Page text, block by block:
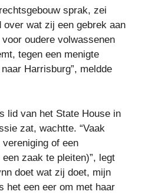
sprak, zei
over wat zij een gebrek aan
oudere volwassenen
tegen een menigte
Harrisburg”, meldde
lid van het State House in
zat, wachtte. “Vaak
of een
zaak te pleiten)”, legt
doet wat zij doet, mijn
het een eer om met haar